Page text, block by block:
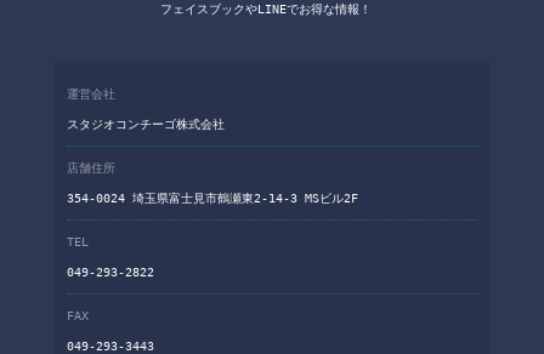
フェイスブックやLINEでお得な情報！
運営会社
スタジオコンチーゴ株式会社
店舗住所
354-0024 埼玉県富士見市鶴瀬東2-14-3 MSビル2F
TEL
049-293-2822
FAX
049-293-3443